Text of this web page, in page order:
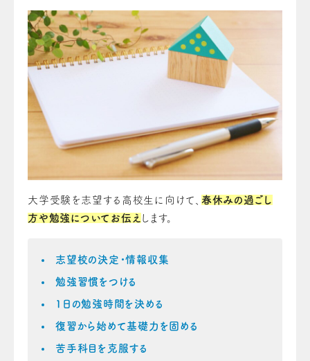
大学受験を志望する高校生に向けて、 春休みの過ごし
方や勉強についてお伝え します。
志望校の決定・情報収集
勉強習慣をつける
1日の勉強時間を決める
復習から始めて基礎力を固める
苦手科目を克服する